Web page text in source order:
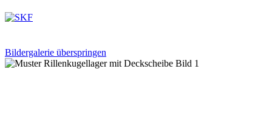
Bildergalerie überspringen